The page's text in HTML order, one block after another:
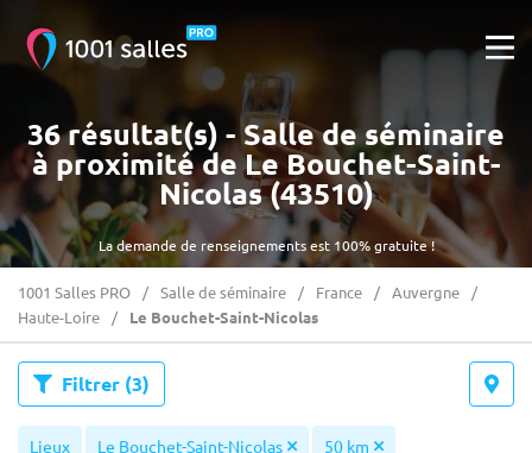
La demande de renseignements est 100% gratuite !
36 résultat(s) - Salle de séminaire
à proximité de Le Bouchet-Saint-
Nicolas (43510)
1001 Salles PRO Salle de séminaire France
Auvergne
Haute-Loire
Le Bouchet-Saint-Nicolas
Filtrer (3)
Lieux Le Bouchet-Saint-Nicolas 50 km